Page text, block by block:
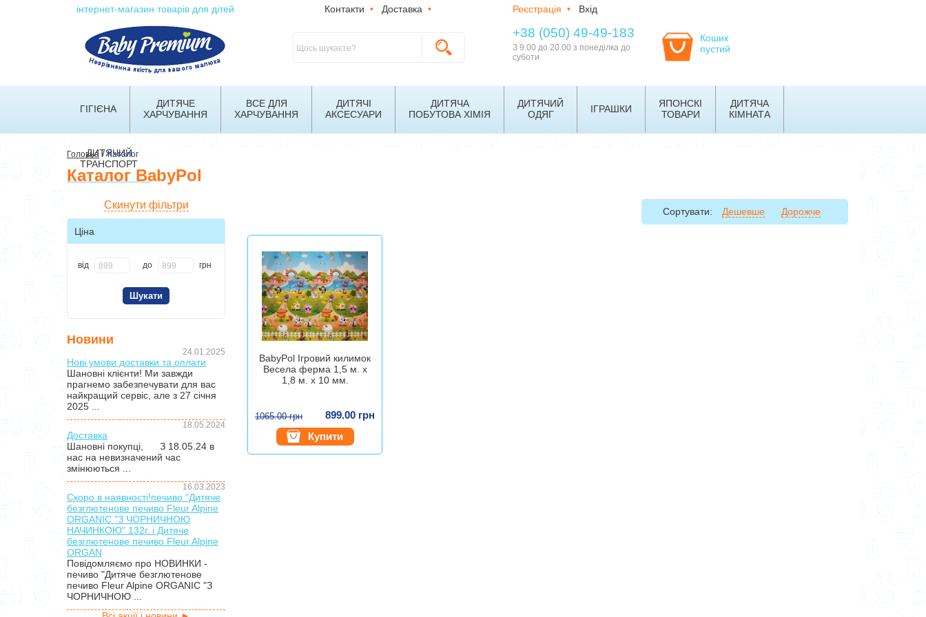
інтернет-магазин товарів для дітей Контакти • Доставка • Реєстрація • Вхід
+38 (050) 49-49-183
З 9.00 до 20.00 з понеділка до
суботи
Кошик
пустий
ГІГІЄНА
ДИТЯЧЕ
ХАРЧУВАННЯ
ВСЕ ДЛЯ
ХАРЧУВАННЯ
ДИТЯЧІ
АКСЕСУАРИ
ДИТЯЧА
ПОБУТОВА ХІМІЯ
ДИТЯЧИЙ
ОДЯГ
ІГРАШКИ
ЯПОНСКІ
ТОВАРИ
ДИТЯЧА
КІМНАТА
ДИТЯЧИЙ
ТРАНСПОРТ
Головна/Каталог
Каталог BabyPol
Скинути фільтри
Ціна
від до грн
Новини
24.01.2025
Нові умови доставки та оплати
Шановні клієнти! Ми завжди
прагнемо забезпечувати для вас
найкращий сервіс, але з 27 січня
2025 ...
18.05.2024
Доставка
Шановні покупці, З 18.05.24 в
нас на невизначений час
змінюються ...
16.03.2023
Скоро в наявності!печиво "Дитяче
безглютенове печиво Fleur Alpine
ORGANIC "З ЧОРНИЧНОЮ
НАЧИНКОЮ" 132г. і Дитяче
безглютенове печиво Fleur Alpine
ORGAN
Повідомляємо про НОВИНКИ -
печиво "Дитяче безглютенове
печиво Fleur Alpine ORGANIC "З
ЧОРНИЧНОЮ ...
Сортувати: Дешевше Дорожче
BabyPol Ігровий килимок
Весела ферма 1,5 м. х
1,8 м. х 10 мм.
1065.00 грн
899.00 грн
Купити